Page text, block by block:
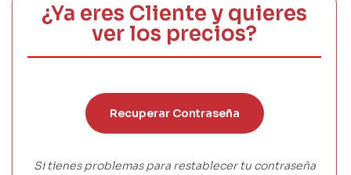
¿Ya eres Cliente y quieres
ver los precios?
Recuperar Contraseña
Si tienes problemas para restablecer tu contraseña